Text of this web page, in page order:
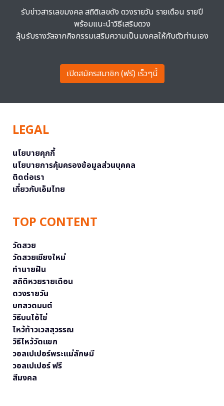
รับข่าวสารเลขมงคล สถิติเลขดัง ดวงรายวัน รายเดือน รายปี
พร้อมแนะนำวิธีเสริมดวง
ลุ้นรับรางวัลจากกิจกรรมเสริมความเป็นมงคลให้กับตัวท่านเอง
เปิดสมัครสมาชิก (ฟรี) เร็วๆนี้
LEGAL
นโยบายคุกกี้
นโยบายการคุ้มครองข้อมูลส่วนบุคคล
ติดต่อเรา
เกี่ยวกับเอ็มไทย
TOP CONTENT
วัดสวย
วัดสวยเชียงใหม่
ทำนายฝัน
สถิติหวยรายเดือน
ดวงรายวัน
บทสวดมนต์
วิธีบนไอ้ไข่
ไหว้ท้าวเวสสุวรรณ
วิธีไหว้วัดแขก
วอลเปเปอร์พระแม่ลักษมี
วอลเปเปอร์ ฟรี
สีมงคล